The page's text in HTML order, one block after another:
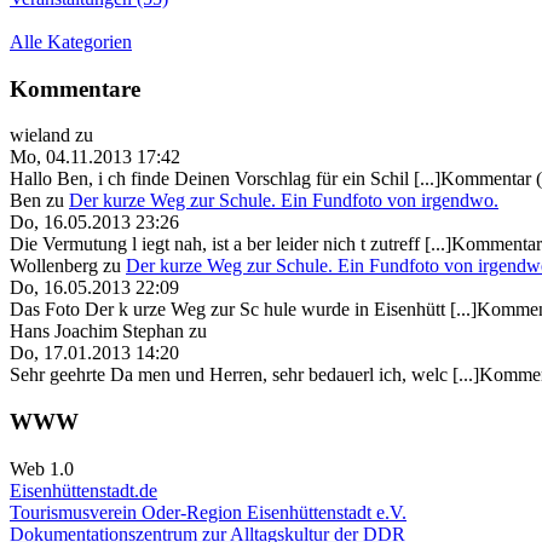
Alle Kategorien
Kommentare
wieland zu
Mo, 04.11.2013 17:42
Hallo Ben, i ch finde Deinen Vorschlag für ein Schil [...]Kommentar
Ben zu Der kurze Weg zur Schule. Ein Fundfoto von irgendwo.
Do, 16.05.2013 23:26
Die Vermutung l iegt nah, ist a ber leider nich t zutreff
Wollenberg zu Der kurze Weg zur Schule. Ein Fundfoto von
Do, 16.05.2013 22:09
Das Foto Der k urze Weg zur Sc hule wurde in Eisenhütt
Hans Joachim Stephan zu
Do, 17.01.2013 14:20
Sehr geehrte Da men und Herren, sehr bedauerl ich, welc
WWW
Web 1.0
Eisenhüttenstadt.de
Tourismusverein Oder-Region Eisenhüttenstadt e.V.
Dokumentationszentrum zur Alltagskultur der DDR